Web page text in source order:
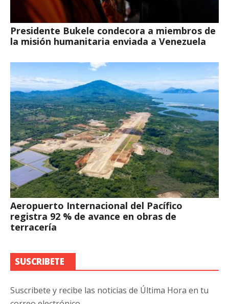
Presidente Bukele condecora a miembros de
la misión humanitaria enviada a Venezuela
Aeropuerto Internacional del Pacífico
registra 92 % de avance en obras de
terracería
SUSCRIBETE
Suscribete y recibe las noticias de Última Hora en tu